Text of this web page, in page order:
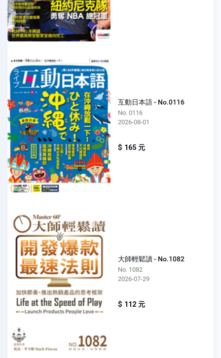
互動日本語 - No.0116
No. 0116
2026-08-01
$ 165 元
大師輕鬆讀 - No.1082
No. 1082
2026-07-29
$ 112 元